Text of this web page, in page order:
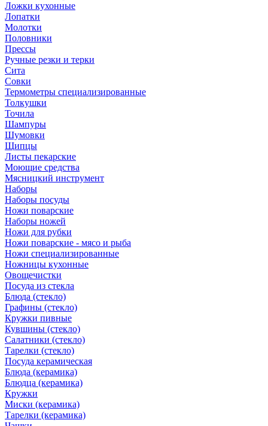
Ложки кухонные
Лопатки
Молотки
Половники
Прессы
Ручные резки и терки
Сита
Совки
Термометры специализированные
Толкушки
Точила
Шампуры
Шумовки
Щипцы
Листы пекарские
Моющие средства
Мясницкий инструмент
Наборы
Наборы посуды
Ножи поварские
Наборы ножей
Ножи для рубки
Ножи поварские - мясо и рыба
Ножи специализированные
Ножницы кухонные
Овощечистки
Посуда из стекла
Блюда (стекло)
Графины (стекло)
Кружки пивные
Кувшины (стекло)
Салатники (стекло)
Тарелки (стекло)
Посуда керамическая
Блюда (керамика)
Блюдца (керамика)
Кружки
Миски (керамика)
Тарелки (керамика)